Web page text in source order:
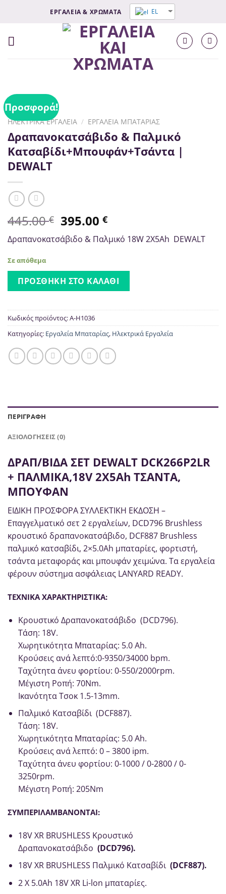
Περιεχομένου
ΕΡΓΑΛΕΙΑ & ΧΡΩΜΑΤΑ EL
Προσφορά!
ΗΛΕΚΤΡΙΚΆ ΕΡΓΑΛΕΊΑ / ΕΡΓΑΛΕΊΑ ΜΠΑΤΑΡΊΑΣ
Δραπανοκατσάβιδο & Παλμικό
Κατσαβίδι+Μπουφάν+Τσάντα |
DEWALT
445.00€ 395.00€
Δραπανοκατσάβιδο & Παλμικό 18W 2X5Ah DEWALT
Σε απόθεμα
ΠΡΟΣΘΉΚΗ ΣΤΟ ΚΑΛΆΘΙ
Κωδικός προϊόντος:A-H1036
Κατηγορίες: Εργαλεία Μπαταρίας, Ηλεκτρικά Εργαλεία
ΠΕΡΙΓΡΑΦΉ
ΑΞΙΟΛΟΓΉΣΕΙΣ (0)
ΔΡΑΠ/ΒΙΔΑ ΣΕΤ DEWALT DCK266P2LR
+ ΠΑΛΜΙΚΑ,18V 2Χ5Ah ΤΣΑΝΤΑ,
ΜΠΟΥΦΑΝ
ΕΙΔΙΚΗ ΠΡΟΣΦΟΡΑ ΣΥΛΛΕΚΤΙΚΗ ΕΚΔΟΣΗ –
Επαγγελματικό σετ 2 εργαλείων, DCD796 Brushless
κρουστικό δραπανοκατσάβιδο, DCF887 Brushless
παλμικό κατσαβίδι, 2×5.0Ah μπαταρίες, φορτιστή,
τσάντα μεταφοράς και μπουφάν χειμώνα. Τα εργαλεία
φέρουν σύστημα ασφάλειας LANYARD READY.
ΤΕΧΝΙΚΑ ΧΑΡΑΚΤΗΡΙΣΤΙΚΑ:
Κρουστικό Δραπανοκατσάβιδο (DCD796).
Τάση: 18V.
Χωρητικότητα Μπαταρίας: 5.0 Ah.
Κρούσεις ανά λεπτό:0-9350/34000 bpm.
Ταχύτητα άνευ φορτίου: 0-550/2000rpm.
Μέγιστη Ροπή: 70Nm.
Ικανότητα Tσοκ 1.5-13mm.
Παλμικό Κατσαβίδι (DCF887).
Τάση: 18V.
Χωρητικότητα Μπαταρίας: 5.0 Ah.
Κρούσεις ανά λεπτό: 0 – 3800 ipm.
Ταχύτητα άνευ φορτίου: 0-1000 / 0-2800 / 0-
3250rpm.
Μέγιστη Ροπή: 205Nm
ΣΥΜΠΕΡΙΛΑΜΒΑΝΟΝΤΑΙ:
18V XR BRUSHLESS Κρουστικό
Δραπανοκατσάβιδο (DCD796).
18V XR BRUSHLESS Παλμικό Κατσαβίδι (DCF887).
2 X 5.0Ah 18V XR Li-lon μπαταρίες.